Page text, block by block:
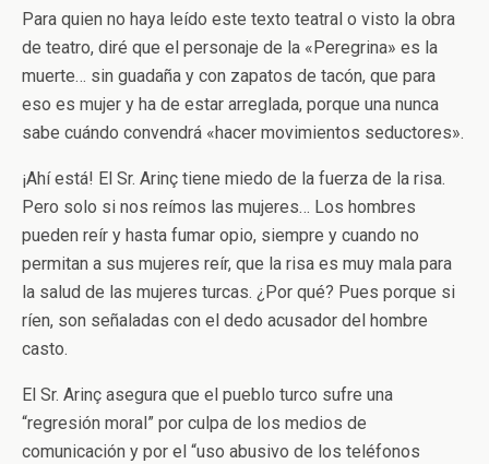
Para quien no haya leído este texto teatral o visto la obra
de teatro, diré que el personaje de la «Peregrina» es la
muerte… sin guadaña y con zapatos de tacón, que para
eso es mujer y ha de estar arreglada, porque una nunca
sabe cuándo convendrá «hacer movimientos seductores».
¡Ahí está! El Sr. Arinç tiene miedo de la fuerza de la risa.
Pero solo si nos reímos las mujeres… Los hombres
pueden reír y hasta fumar opio, siempre y cuando no
permitan a sus mujeres reír, que la risa es muy mala para
la salud de las mujeres turcas. ¿Por qué? Pues porque si
ríen, son señaladas con el dedo acusador del hombre
casto.
El Sr. Arinç asegura que el pueblo turco sufre una
“regresión moral” por culpa de los medios de
comunicación y por el “uso abusivo de los teléfonos